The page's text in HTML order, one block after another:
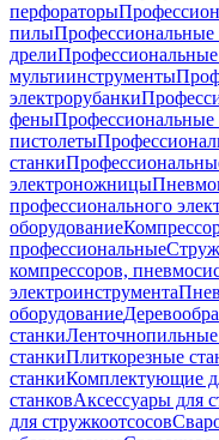
перфораторы
пилыПрофессиональные
дрели
мультиинструменты
электрорубанки
феныПрофессиональные
пистолеты
станки
электроножницы
профессионального
оборудование
профессиональные
компрессоров,
электроинструмента
оборудование
станкиЛенточнопильные
станкиПлиткорезные
станкиКомплектующие
станковАксессуары для
для стружкоотсосов